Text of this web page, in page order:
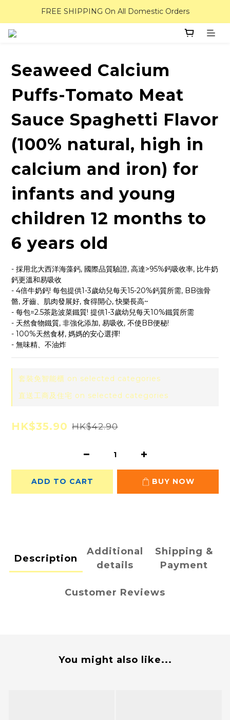
FREE SHIPPING On All Domestic Orders
Seaweed Calcium
Puffs-Tomato Meat
Sauce Spaghetti Flavor
(100% natural, high in
calcium and iron) for
infants and young
children 12 months to
6 years old
- 採用北大西洋海藻鈣, 國際品質驗證, 高達>95%鈣吸收率, 比牛奶
鈣更溫和易吸收
- 4倍牛奶鈣! 每包提供1-3歲幼兒每天15-20%鈣質所需, BB強骨
骼, 牙齒、肌肉發展好, 食得開心, 快樂長高~
- 每包=2.5茶匙波菜鐵質! 提供1-3歲幼兒每天10%鐵質所需
- 天然食物鐵質, 非強化添加, 易吸收, 不使BB便秘!
- 100%天然食材, 媽媽的安心選擇!
- 無味精、不油炸
套裝免智能櫃 on selected categories
直送工商及住宅 on selected categories
HK$35.90 HK$42.90
ADD TO CART BUY NOW
Description
Additional
details
Shipping &
Payment
Customer Reviews
You might also like...